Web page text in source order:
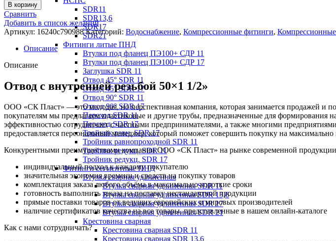
SDR11
SDR13,6
SDR17
SDR21
Фитинги литые ПНД
Втулки под фланец ПЭ100+ СДР 11
Втулки под фланец ПЭ100+ СДР 17
Заглушка SDR 11
Отвод 45° SDR 11
Отвод 45° SDR 17
Отвод 90° SDR 11
Отвод 90° SDR 17
Переход SDR 11
Переход SDR 17
Тройник равн. SDR 17
Тройник равнопроходной SDR 11
Тройник редукц. SDR 11
Тройник редукц. SDR 17
Фитинги сегментные ПНД
Втулка сварная удлиненная
Втулка сварная удлиненная SDR 11
Втулка сварная удлиненная SDR 13,6
Втулка сварная удлиненная SDR 17
Втулка сварная удлиненная SDR 21
Крестовина сварная
Крестовина сварная SDR 11
Крестовина сварная SDR 13,6
В корзину
Сравнить
Добавить в список желаний
Артикул: 16240c790988Категорий: Водоснабжение, Компрессионные фитинги,
Описание
Описание
Отвод с внутренней резьбой 50×1 1/2»
ООО «СК Пласт» — это молодая, но перспективная компания, которая занимается продажей и
покупателям мы предлагаем пластиковые и другие трубы, предназначенные для
эффективностью сотрудничает с частными предпринимателями, а также многими
предоставляется персональный менеджер, который поможет совершить покупку на
Конкурентными преимуществами компании ООО «СК Пласт» на рынке современной продукции
индивидуальный подход к каждому покупателю
значительная экономия времени и средств на покупку товаров
комплектация заказа любого объёма в максимально короткие сроки
готовность выполнить заказа на поставку нестандартной продукции
прямые поставки товаров от ведущих европейских и мировых производителей
наличие сертификатов качества на все товары, представленные в нашем онлайн-каталоге
Как с нами сотрудничать?